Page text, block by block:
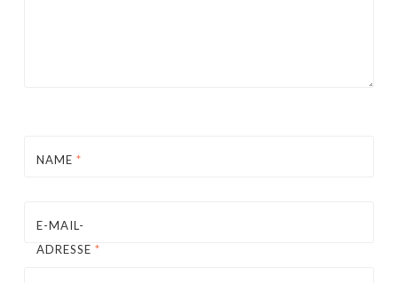
NAME *
E-MAIL-
ADRESSE *